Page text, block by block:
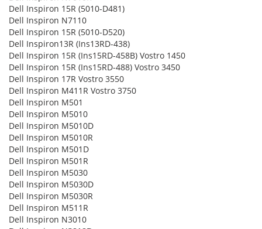
Dell Inspiron 15R (5010-D481)
Dell Inspiron N7110
Dell Inspiron 15R (5010-D520)
Dell Inspiron13R (Ins13RD-438)
Dell Inspiron 15R (Ins15RD-458B) Vostro 1450
Dell Inspiron 15R (Ins15RD-488) Vostro 3450
Dell Inspiron 17R Vostro 3550
Dell Inspiron M411R Vostro 3750
Dell Inspiron M501
Dell Inspiron M5010
Dell Inspiron M5010D
Dell Inspiron M5010R
Dell Inspiron M501D
Dell Inspiron M501R
Dell Inspiron M5030
Dell Inspiron M5030D
Dell Inspiron M5030R
Dell Inspiron M511R
Dell Inspiron N3010